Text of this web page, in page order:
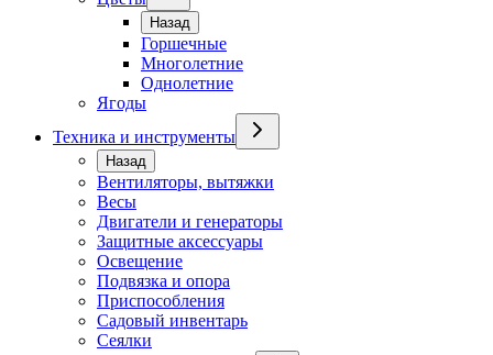
Назад
Горшечные
Многолетние
Однолетние
Ягоды
Техника и инструменты
Назад
Вентиляторы, вытяжки
Весы
Двигатели и генераторы
Защитные аксессуары
Освещение
Подвязка и опора
Приспособления
Садовый инвентарь
Сеялки